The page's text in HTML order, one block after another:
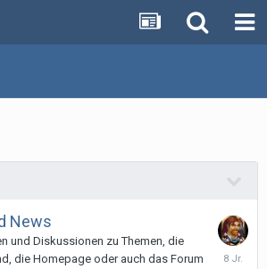
News
und Diskussionen zu Themen, die
die Homepage oder auch das Forum
4.